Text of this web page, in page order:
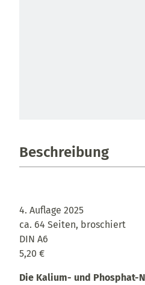
Beschreibung
4. Auflage 2025
ca. 64 Seiten, broschiert
DIN A6
5,20 €
Die Kalium- und Phosphat-